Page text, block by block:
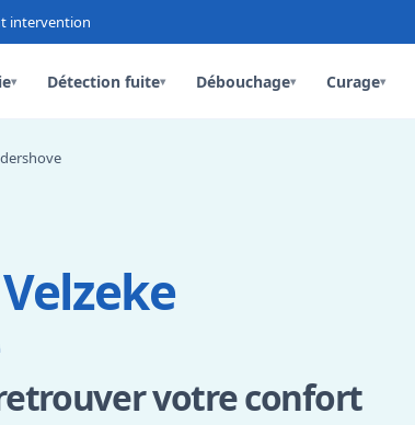
intervention
▾ Détection fuite▾ Débouchage▾ Curage▾
votre confort